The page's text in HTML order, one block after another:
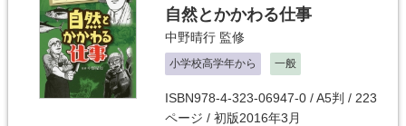
自然とかかわる仕事
中野晴行 監修
小学校高学年から 一般
ISBN978-4-323-06947-0 / A5判 / 223
ページ / 初版2016年3月